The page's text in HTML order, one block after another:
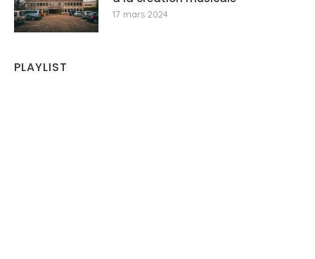
17 mars 2024
PLAYLIST